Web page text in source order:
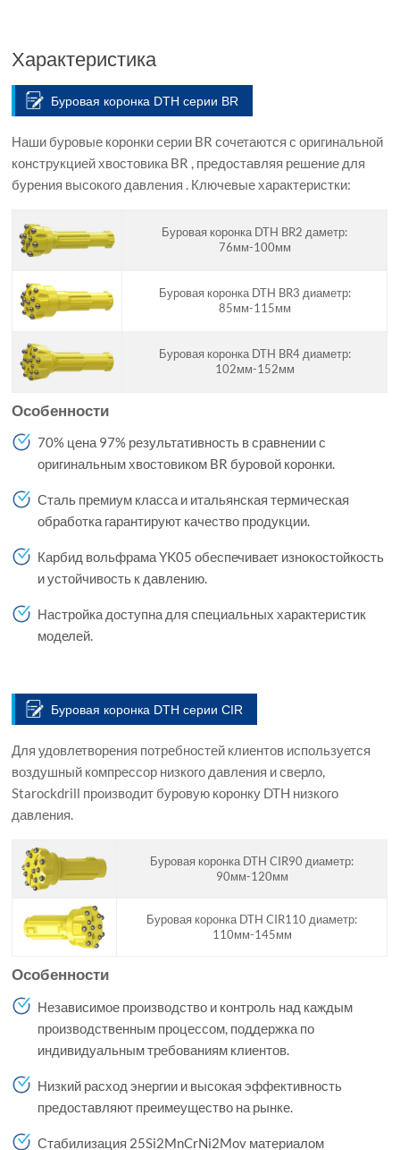
Характеристика
Буровая коронка DTH серии BR
Наши буровые коронки серии BR сочетаются с оригинальной
конструкцией хвостовика BR , предоставляя решение для
бурения высокого давления . Ключевые характеристки:
Буровая коронка DTH BR2 даметр:
76мм-100мм
Буровая коронка DTH BR3 диаметр:
85мм-115мм
Буровая коронка DTH BR4 диаметр:
102мм-152мм
Особенности
70% цена 97% результативность в сравнении с
оригинальным хвостовиком BR буровой коронки.
Сталь премиум класса и итальянская термическая
обработка гарантируют качество продукции.
Карбид вольфрама YK05 обеспечивает изнокостойкость
и устойчивость к давлению.
Настройка доступна для специальных характеристик
моделей.
Буровая коронка DTH серии CIR
Для удовлетворения потребностей клиентов используется
воздушный компрессор низкого давления и сверло,
Starockdrill производит буровую коронку DTH низкого
давления.
Буровая коронка DTH CIR90 диаметр:
90мм-120мм
Буровая коронка DTH CIR110 диаметр:
110мм-145мм
Особенности
Независимое производство и контроль над каждым
производственным процессом, поддержка по
индивидуальным требованиям клиентов.
Низкий расход энергии и высокая эффективность
предоставляют преимеущество на рынке.
Стабилизация 25Si2MnCrNi2Mov материалом